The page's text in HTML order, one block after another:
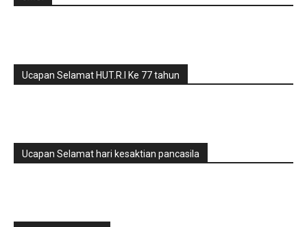
Ucapan Selamat HUT.R.I Ke 77 tahun
Ucapan Selamat hari kesaktian pancasila